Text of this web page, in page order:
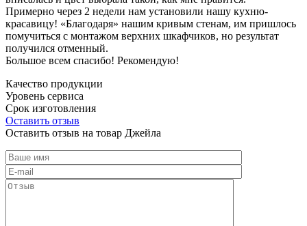
Примерно через 2 недели нам установили нашу кухню-
красавицу! «Благодаря» нашим кривым стенам, им пришлось
помучиться с монтажом верхних шкафчиков, но результат
получился отменный.
Большое всем спасибо! Рекомендую!
Качество продукции
Уровень сервиса
Срок изготовления
Оставить отзыв
Оставить отзыв на товар Джейла